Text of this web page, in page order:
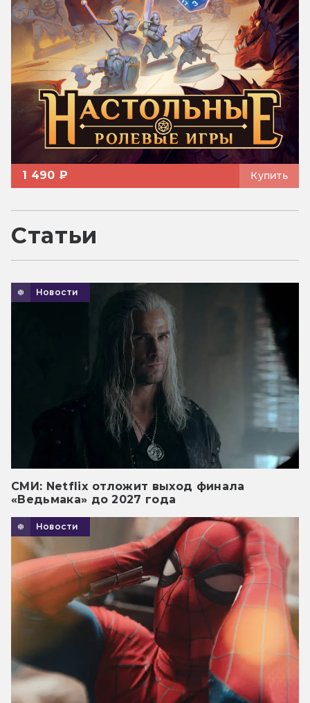
1 490 ₽ Купить
Статьи
Новости
СМИ: Netflix отложит выход финала
«Ведьмака» до 2027 года
Новости